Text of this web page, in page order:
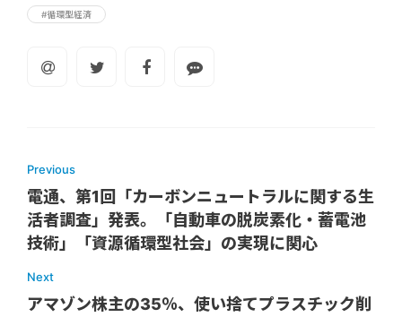
#循環型経済
Previous
電通、第1回「カーボンニュートラルに関する生
活者調査」発表。「自動車の脱炭素化・蓄電池
技術」「資源循環型社会」の実現に関心
Next
アマゾン株主の35％、使い捨てプラスチック削